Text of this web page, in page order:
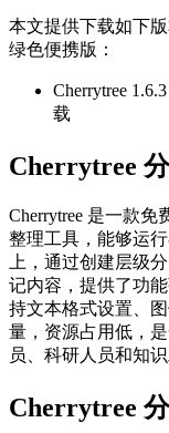
本文提供下载如下版
绿色便携版：
Cherrytree
载
Cherrytree
Cherrytree 是一款
整理工具，能够运行
上，通过创建层级
记内容，提供了功
持文本格式设置、
量，资源占用低，
员、科研人员和知
Cherrytree